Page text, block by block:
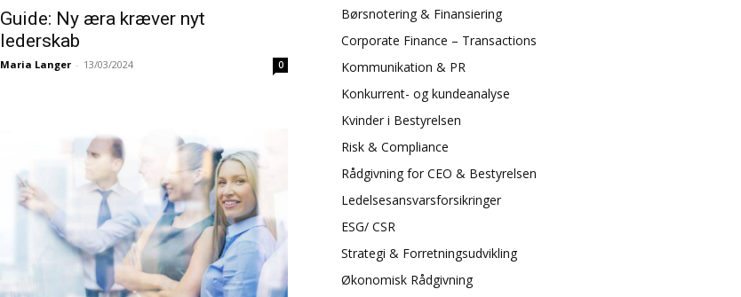
Guide: Ny æra kræver nyt
lederskab
Maria Langer - 13/03/2024 0
Børsnotering & Finansiering
Corporate Finance – Transactions
Kommunikation & PR
Konkurrent- og kundeanalyse
Kvinder i Bestyrelsen
Risk & Compliance
Rådgivning for CEO & Bestyrelsen
Ledelsesansvarsforsikringer
ESG/ CSR
Strategi & Forretningsudvikling
Økonomisk Rådgivning